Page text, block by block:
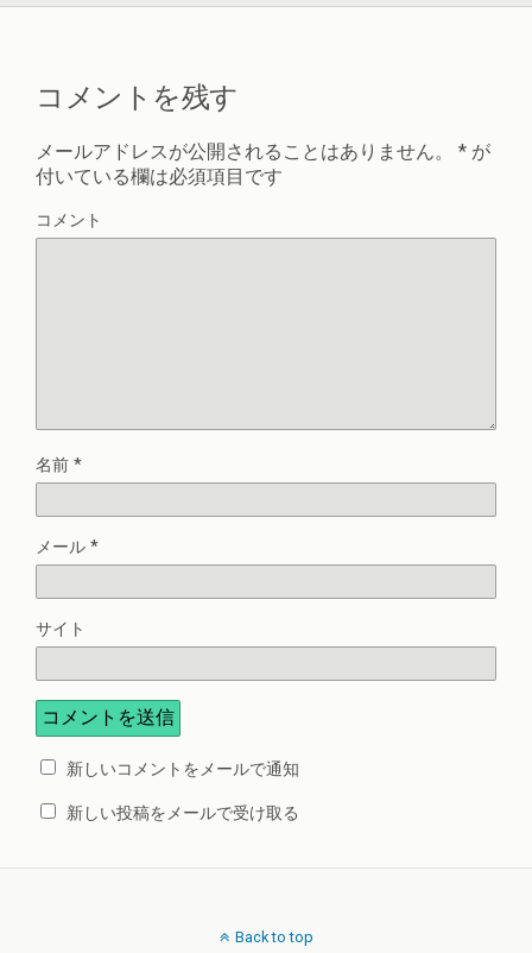
コメントを残す
メールアドレスが公開されることはありません。 * が
付いている欄は必須項目です
コメント
名前 *
メール *
サイト
新しいコメントをメールで通知
新しい投稿をメールで受け取る
Back to top